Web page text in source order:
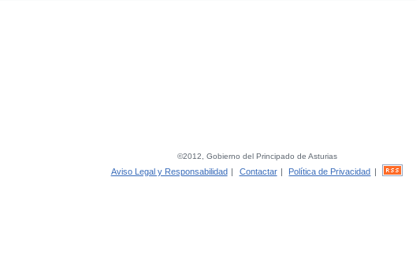
©2012, Gobierno del Principado de Asturias
Aviso Legal y Responsabilidad | Contactar | Política de Privacidad |